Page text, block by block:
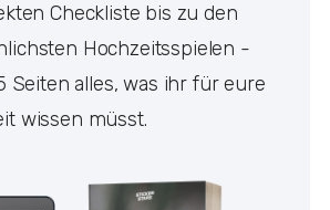
Checkliste bis zu den
Hochzeitsspielen -
Seiten alles, was ihr für eure
wissen müsst.